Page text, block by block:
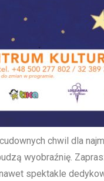
chwil dla
wyobraźnię.
spektakle